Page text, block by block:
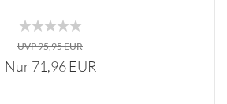
UVP 95,95 EUR
Nur 71,96 EUR